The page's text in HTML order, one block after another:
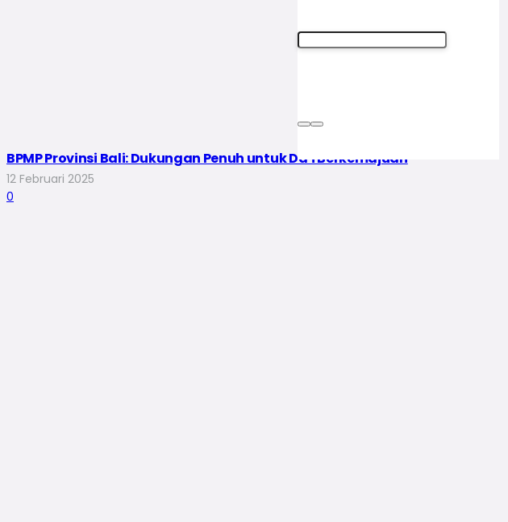
BPMP Provinsi Bali: Dukungan Penuh untuk Da’i Berkemajuan
12 Februari 2025
0